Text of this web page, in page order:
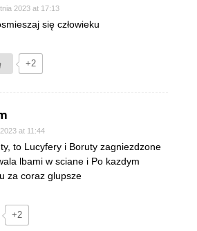
2023 at 17:13
się człowieku
+2
at 11:44
to Lucyfery i Boruty zagniezdzone
lbami w sciane i Po kazdym
za coraz glupsze
+2